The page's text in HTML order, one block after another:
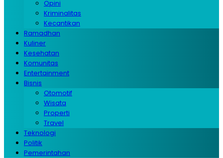
Opini
Kriminalitas
Kecantikan
Ramadhan
Kuliner
Kesehatan
Komunitas
Entertainment
Bisnis
Otomotif
Wisata
Properti
Travel
Teknologi
Politik
Pemerintahan